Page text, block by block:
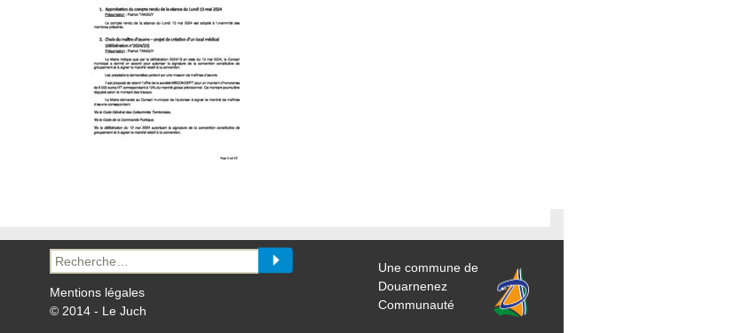
Recherche
pour :
Mentions légales
© 2014 - Le Juch
Une commune de
Douarnenez
Communauté